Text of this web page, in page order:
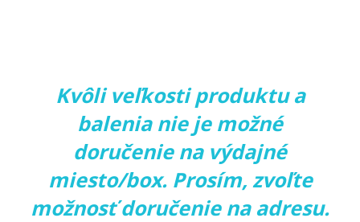
Kvôli veľkosti produktu a
balenia nie je možné
doručenie na výdajné
miesto/box. Prosím, zvoľte
možnosť doručenie na adresu.